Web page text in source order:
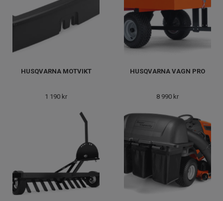
HUSQVARNA MOTVIKT
1 190 kr
HUSQVARNA VAGN PRO
8 990 kr